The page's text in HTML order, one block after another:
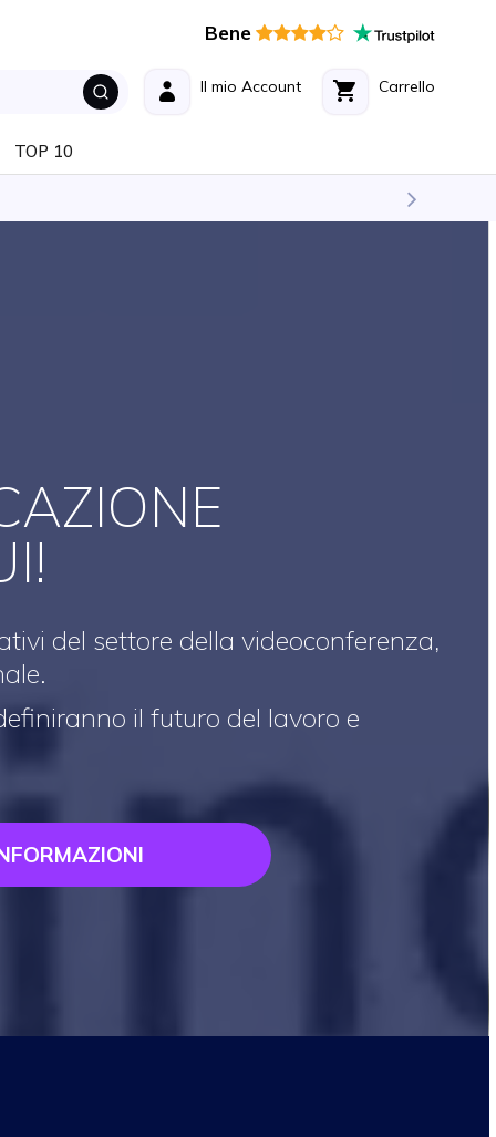
Bene
Carrello
Il mio Account
TOP 10
del settore della videoconferenza,
il futuro del lavoro e